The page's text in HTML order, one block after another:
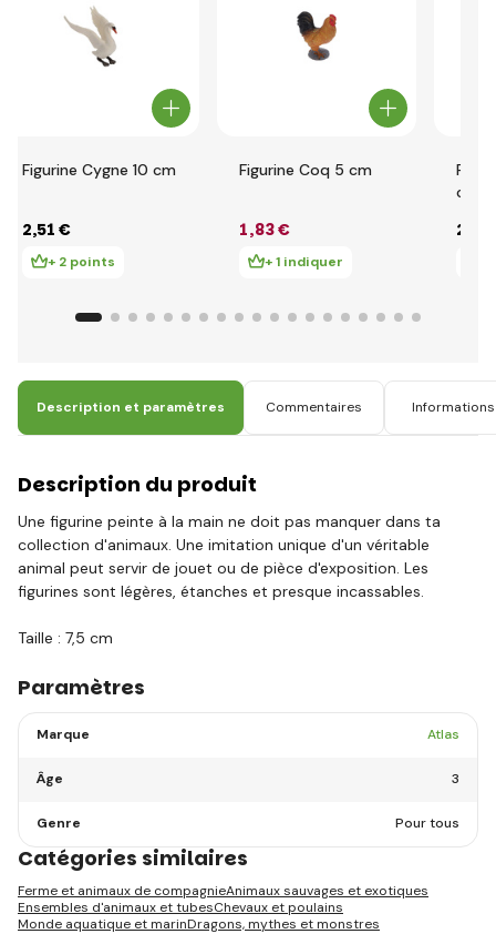
Figurine Cygne 10 cm
2,51 €
+ 2 points
Figurine Coq 5 cm
1,83 €
+ 1 indiquer
cm
2
Description et paramètres Commentaires
Description du produit
Une figurine peinte à la main ne doit pas manquer dans ta
collection d'animaux. Une imitation unique d'un véritable
animal peut servir de jouet ou de pièce d'exposition. Les
figurines sont légères, étanches et presque incassables.
Taille : 7,5 cm
Paramètres
Marque Atlas
Âge 3
Genre Pour tous
Catégories similaires
Ferme et animaux de compagnieAnimaux sauvages et exotiques
Ensembles d'animaux et tubesChevaux et poulains
Monde aquatique et marinDragons, mythes et monstres